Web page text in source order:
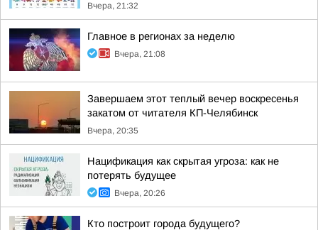
Вчера, 21:32
Главное в регионах за неделю
Вчера, 21:08
Завершаем этот теплый вечер воскресенья
закатом от читателя КП-Челябинск
Вчера, 20:35
Нацификация как скрытая угроза: как не
потерять будущее
Вчера, 20:26
Кто построит города будущего?